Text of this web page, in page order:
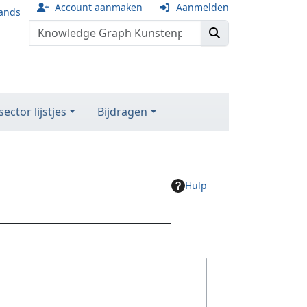
Account aanmaken Aanmelden
lijstjes Bijdragen
Hulp